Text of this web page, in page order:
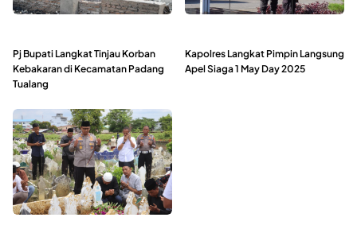
Pj Bupati Langkat Tinjau Korban
Kebakaran di Kecamatan Padang
Tualang
Kapolres Langkat Pimpin Langsung
Apel Siaga 1 May Day 2025